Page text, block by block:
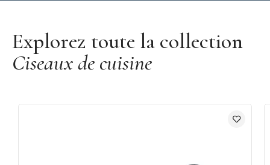
Explorez toute la collection
Ciseaux de cuisine